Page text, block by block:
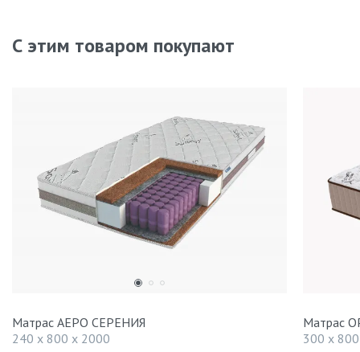
С этим товаром покупают
Матрас АЕРО СЕРЕНИЯ
240 x 800 x 2000
Матрас
300 x